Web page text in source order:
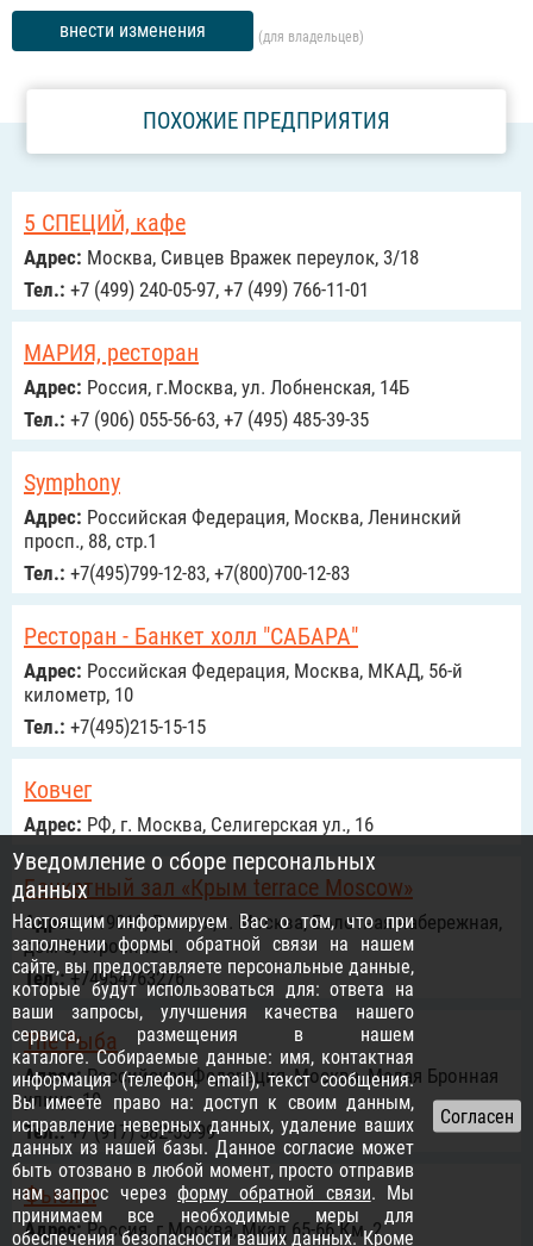
внести изменения (для владельцев)
ПОХОЖИЕ ПРЕДПРИЯТИЯ
5 СПЕЦИЙ, кафе
Адрес: Москва, Сивцев Вражек переулок, 3/18
Тел.: +7 (499) 240-05-97, +7 (499) 766-11-01
МАРИЯ, ресторан
Адрес: Россия, г.Москва, ул. Лобненская, 14Б
Тел.: +7 (906) 055-56-63, +7 (495) 485-39-35
Symphony
Адрес: Российcкая Федерация, Москва, Ленинский
просп., 88, стр.1
Тел.: +7(495)799-12-83, +7(800)700-12-83
Ресторан - Банкет холл "САБАРА"
Адрес: Российcкая Федерация, Москва, МКАД, 56-й
километр, 10
Тел.: +7(495)215-15-15
Ковчег
Адрес: РФ, г. Москва, Селигерская ул., 16
Банкетный зал «Крым terrace Moscow»
Адрес:119019, Россия, г. Москва, Болотная набережная,
дом 3, строение 1.
Тел.:+74954763276
The Рыба
Адрес:Российcкая Федерация, Москва, Малая Бронная
улица, 19
Тел.:+7 (917) 582-55-99
Фьюжн
Адрес:Россия, г.Москва, Мкад 65-66 Км, 2
Уведомление о сборе персональных
данных
Настоящим информируем Вас о том, что при
заполнении формы обратной связи на нашем
сайте, вы предоставляете персональные данные,
которые будут использоваться для: ответа на
ваши запросы, улучшения качества нашего
сервиса, размещения в нашем
каталоге. Собираемые данные: имя, контактная
информация (телефон, email), текст сообщения.
Вы имеете право на: доступ к своим данным,
исправление неверных данных, удаление ваших
данных из нашей базы. Данное согласие может
быть отозвано в любой момент, просто отправив
нам запрос через форму обратной связи. Мы
принимаем все необходимые меры для
обеспечения безопасности ваших данных. Кроме